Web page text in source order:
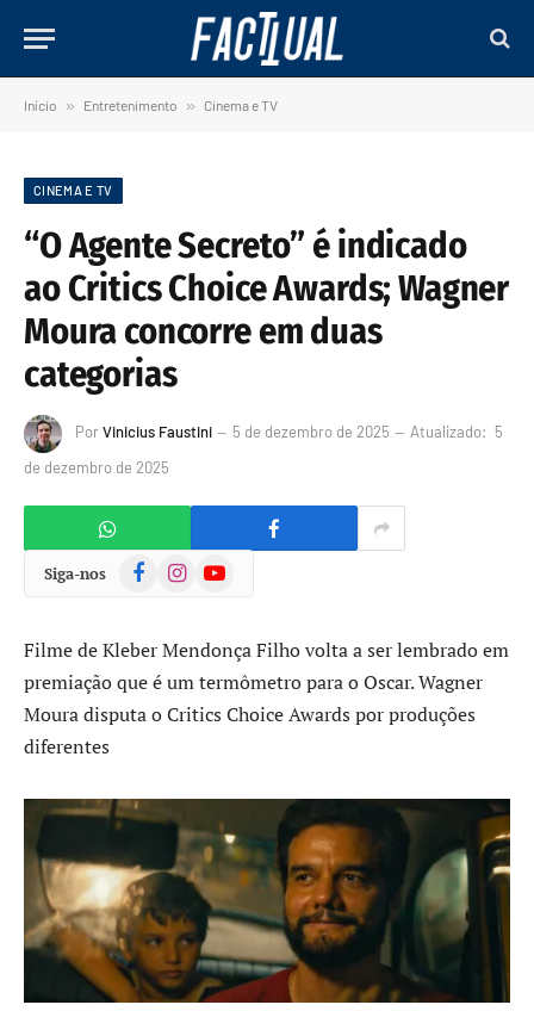
Início » Entretenimento » Cinema e TV
CINEMA E TV
“O Agente Secreto” é indicado
ao Critics Choice Awards; Wagner
Moura concorre em duas
categorias
PorVinicius Faustini 5 de dezembro de 2025 Atualizado: 5
de dezembro de 2025
Siga-nos FacebookInstagramYouTube
Filme de Kleber Mendonça Filho volta a ser lembrado em
premiação que é um termômetro para o Oscar. Wagner
Moura disputa o Critics Choice Awards por produções
diferentes